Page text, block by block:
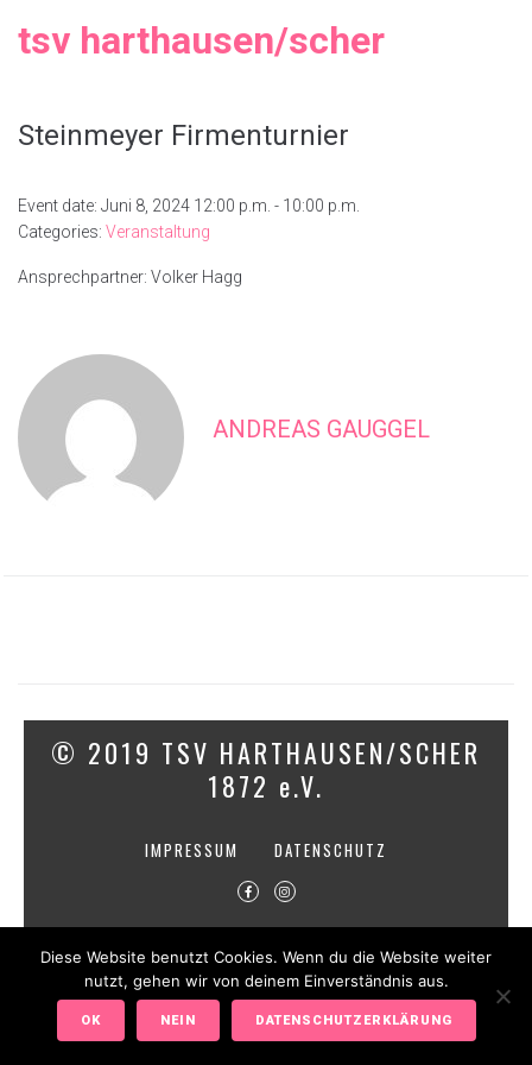
tsv harthausen/scher
Steinmeyer Firmenturnier
Event date: Juni 8, 2024 12:00 p.m. - 10:00 p.m.
Categories: Veranstaltung
Ansprechpartner: Volker Hagg
ANDREAS GAUGGEL
© 2019 TSV HARTHAUSEN/SCHER
1872 e.V.
IMPRESSUM DATENSCHUTZ
Diese Website benutzt Cookies. Wenn du die Website weiter
nutzt, gehen wir von deinem Einverständnis aus.
OK NEIN DATENSCHUTZERKLÄRUNG